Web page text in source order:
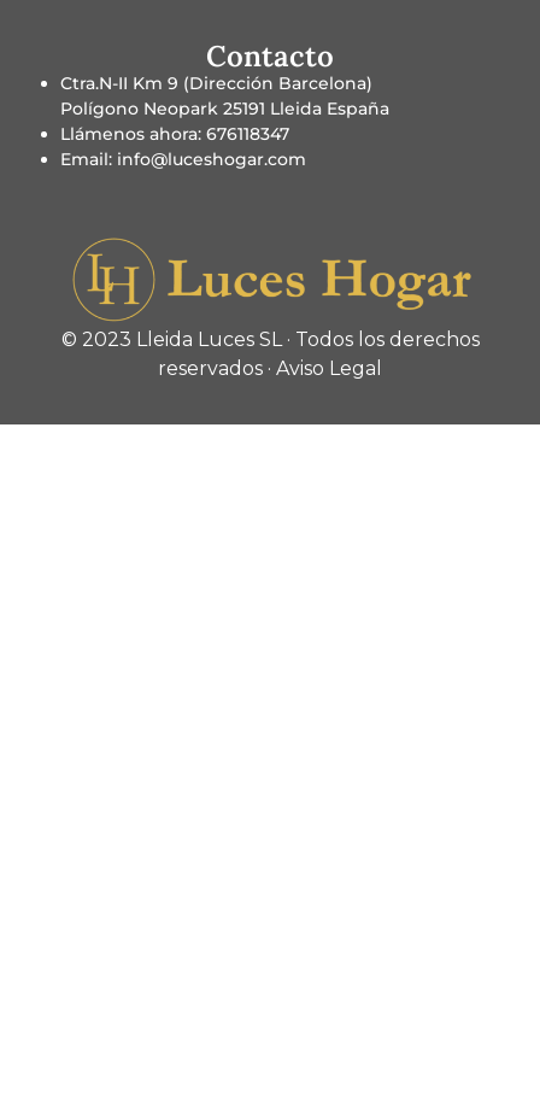
Contacto
Ctra.N-II Km 9 (Dirección Barcelona)
Polígono Neopark 25191 Lleida España
Llámenos ahora: 676118347
Email: info@luceshogar.com
© 2023 Lleida Luces SL · Todos los derechos
reservados · Aviso Legal